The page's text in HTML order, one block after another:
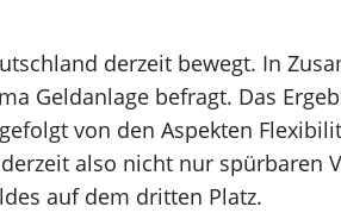
derzeit bewegt. In
Geldanlage befragt. Das
von den Aspekten
also nicht nur spürbaren
auf dem dritten Platz.